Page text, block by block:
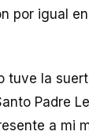
por igual
tuve la
Padre
a mi